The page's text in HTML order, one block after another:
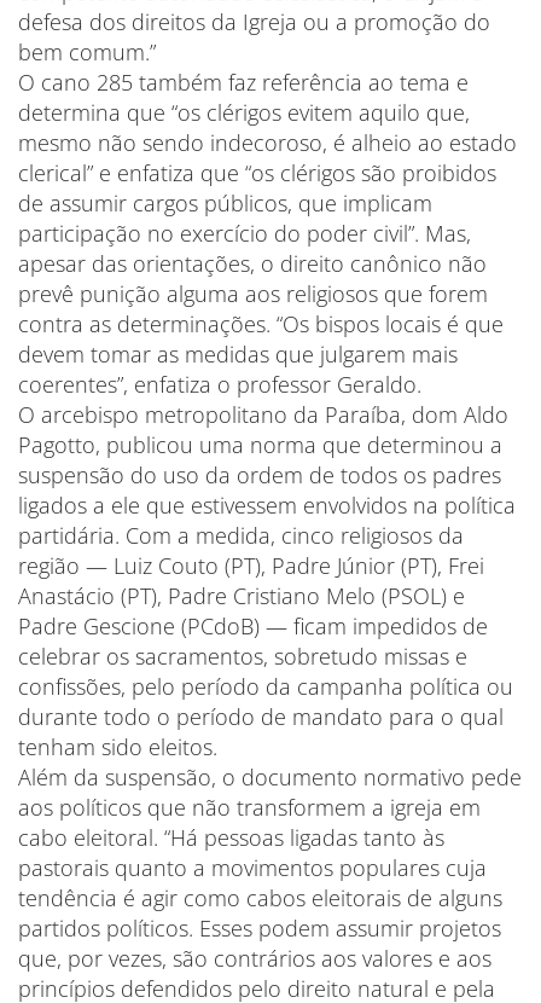
defesa dos direitos da Igreja ou a promoção do
bem comum.”
O cano 285 também faz referência ao tema e
determina que “os clérigos evitem aquilo que,
mesmo não sendo indecoroso, é alheio ao estado
clerical” e enfatiza que “os clérigos são proibidos
de assumir cargos públicos, que implicam
participação no exercício do poder civil”. Mas,
apesar das orientações, o direito canônico não
prevê punição alguma aos religiosos que forem
contra as determinações. “Os bispos locais é que
devem tomar as medidas que julgarem mais
coerentes”, enfatiza o professor Geraldo.
O arcebispo metropolitano da Paraíba, dom Aldo
Pagotto, publicou uma norma que determinou a
suspensão do uso da ordem de todos os padres
ligados a ele que estivessem envolvidos na política
partidária. Com a medida, cinco religiosos da
região — Luiz Couto (PT), Padre Júnior (PT), Frei
Anastácio (PT), Padre Cristiano Melo (PSOL) e
Padre Gescione (PCdoB) — ficam impedidos de
celebrar os sacramentos, sobretudo missas e
confissões, pelo período da campanha política ou
durante todo o período de mandato para o qual
tenham sido eleitos.
Além da suspensão, o documento normativo pede
aos políticos que não transformem a igreja em
cabo eleitoral. “Há pessoas ligadas tanto às
pastorais quanto a movimentos populares cuja
tendência é agir como cabos eleitorais de alguns
partidos políticos. Esses podem assumir projetos
que, por vezes, são contrários aos valores e aos
princípios defendidos pelo direito natural e pela